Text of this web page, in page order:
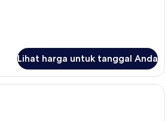
Lihat harga untuk tanggal Anda
Televisi LCD 42-inci dengan saluran